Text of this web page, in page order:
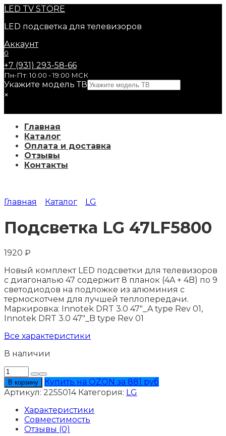
Перейти
содержанию
LED TV STORE
LED подсветка для телевизоров
Аккаунт
0
+7 (931) 293-58-66
Пн-Пт: 10:00 - 19:00 МСК
Укажите модель ТВ
×
Главная
Каталог
Оплата и доставка
Отзывы
Контакты
Главная Каталог LG
Подсветка LG 47LF5800
1920 ₽
Новый комплект LED подсветки для телевизоров
с диагональю 47 содержит 8 планок (4A + 4B) по 9
светодиодов на подложке из алюминия с
термоскотчем для лучшей теплопередачи.
Маркировка: Innotek DRT 3.0 47"_A type Rev 01,
Innotek DRT 3.0 47"_B type Rev 01
Все характеристики
В наличии
Количество
товара
Подсветка
LG
47LF5800
В корзину
Купить на OZON за 881 руб
Артикул: 2255014 Категория: LG
Характеристики
Совместимость
Отзывы (0)